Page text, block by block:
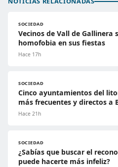
SOCIEDAD
Vecinos de Vall de Gallinera
homofobia en sus fiestas
Hace 17h
SOCIEDAD
Cinco ayuntamientos del
más frecuentes y directos a
Hace 21h
SOCIEDAD
¿Sabías que buscar el
puede hacerte más infeliz?